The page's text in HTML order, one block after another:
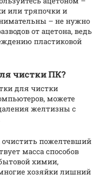
или тряпочки и
– не нужно
от ацетона, ведь
пластиковой
чистки ПК?
для чистки
можете
желтизны с
очистить пожелтевший
масса способов
химии,
хозяйки лишний